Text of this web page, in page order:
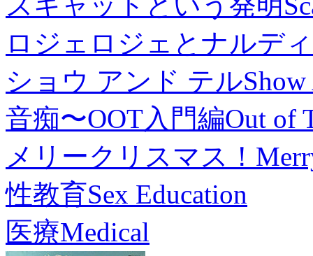
ロジェロジェとナルデ
ショウ アンド テル
音痴〜OOT入門編Out of
メリークリスマス！
性教育Sex Education
医療Medical